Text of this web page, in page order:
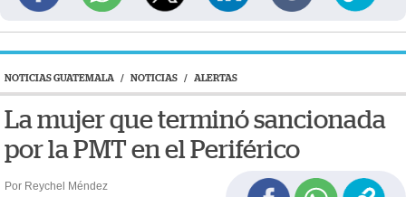
NOTICIAS GUATEMALA / NOTICIAS / ALERTAS
La mujer que terminó sancionada
por la PMT en el Periférico
Por Reychel Méndez